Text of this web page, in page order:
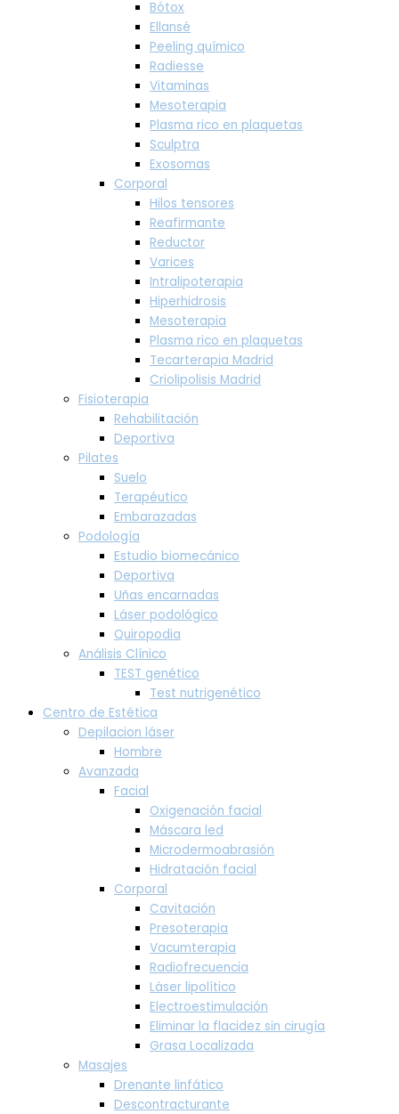
Bótox
Ellansé
Peeling químico
Radiesse
Vitaminas
Mesoterapia
Plasma rico en plaquetas
Sculptra
Exosomas
Corporal
Hilos tensores
Reafirmante
Reductor
Varices
Intralipoterapia
Hiperhidrosis
Mesoterapia
Plasma rico en plaquetas
Tecarterapia Madrid
Criolipolisis Madrid
Fisioterapia
Rehabilitación
Deportiva
Pilates
Suelo
Terapéutico
Embarazadas
Podología
Estudio biomecánico
Deportiva
Uñas encarnadas
Láser podológico
Quiropodia
Análisis Clínico
TEST genético
Test nutrigenético
Centro de Estética
Depilacion láser
Hombre
Avanzada
Facial
Oxigenación facial
Máscara led
Microdermoabrasión
Hidratación facial
Corporal
Cavitación
Presoterapia
Vacumterapia
Radiofrecuencia
Láser lipolítico
Electroestimulación
Eliminar la flacidez sin cirugía
Grasa Localizada
Masajes
Drenante linfático
Descontracturante